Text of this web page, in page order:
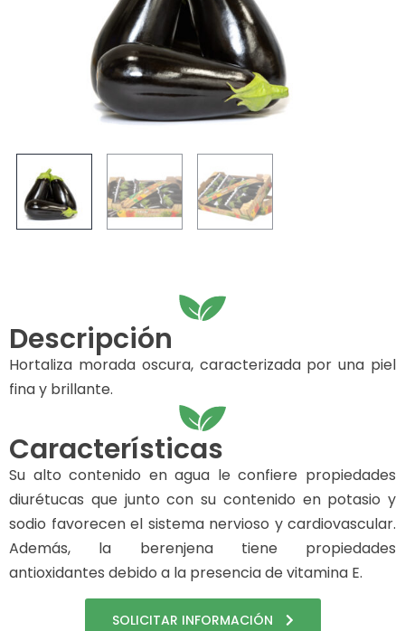
Descripción
Hortaliza morada oscura, caracterizada por una piel
fina y brillante.
Características
Su alto contenido en agua le confiere propiedades
diurétucas que junto con su contenido en potasio y
sodio favorecen el sistema nervioso y cardiovascular.
Además, la berenjena tiene propiedades
antioxidantes debido a la presencia de vitamina E.
SOLICITAR INFORMACIÓN